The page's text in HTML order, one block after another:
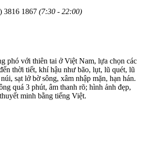
3816 1867 (7:30 - 22:00)
phó với thiên tai ở Việt Nam, lựa chọn các
thời tiết, khí hậu như bão, lụt, lũ quét, lũ
sạt lở bờ sông, xâm nhập mặn, hạn hán.
quá 3 phút, âm thanh rõ; hình ảnh đẹp,
minh bằng tiếng Việt.